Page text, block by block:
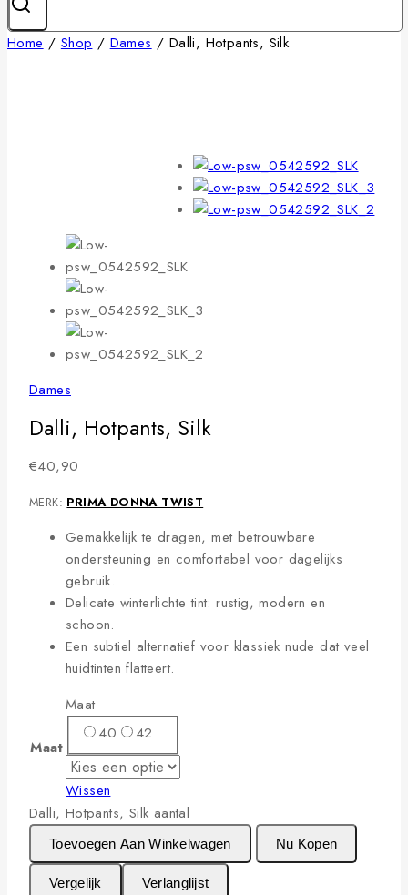
Home / Shop / Dames / Dalli, Hotpants, Silk
Dames
Dalli, Hotpants, Silk
€40,90
MERK: PRIMA DONNA TWIST
Gemakkelijk te dragen, met betrouwbare
ondersteuning en comfortabel voor dagelijks
gebruik.
Delicate winterlichte tint: rustig, modern en
schoon.
Een subtiel alternatief voor klassiek nude dat veel
huidtinten flatteert.
Maat
Maat
40
42
Wissen
Dalli, Hotpants, Silk aantal
Toevoegen Aan Winkelwagen Nu Kopen
Vergelijk Verlanglijst